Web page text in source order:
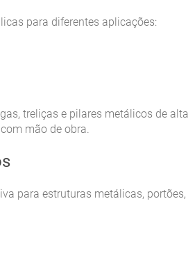
para diferentes aplicações:
treliças e pilares metálicos de
mão de obra.
para estruturas metálicas, portões,